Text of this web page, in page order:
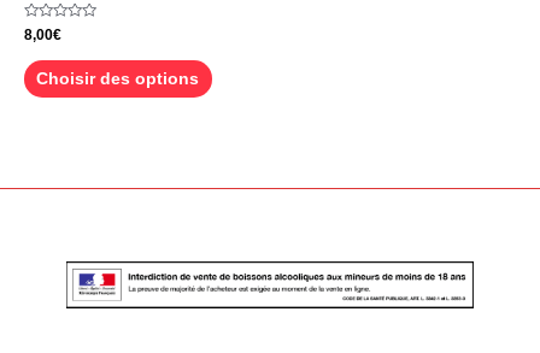
Note
0
sur
5
8,00€
Choisir des options